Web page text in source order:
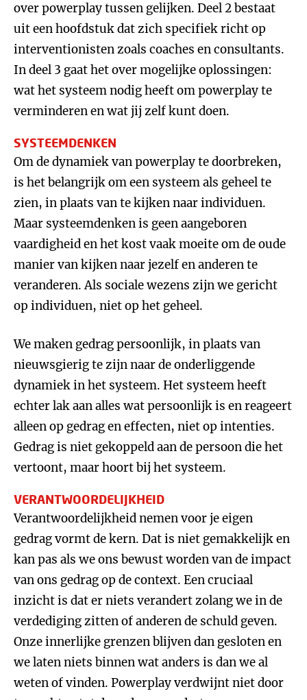
over powerplay tussen gelijken. Deel 2 bestaat
uit een hoofdstuk dat zich specifiek richt op
interventionisten zoals coaches en consultants.
In deel 3 gaat het over mogelijke oplossingen:
wat het systeem nodig heeft om powerplay te
verminderen en wat jij zelf kunt doen.
SYSTEEMDENKEN
Om de dynamiek van powerplay te doorbreken,
is het belangrijk om een systeem als geheel te
zien, in plaats van te kijken naar individuen.
Maar systeemdenken is geen aangeboren
vaardigheid en het kost vaak moeite om de oude
manier van kijken naar jezelf en anderen te
veranderen. Als sociale wezens zijn we gericht
op individuen, niet op het geheel.
We maken gedrag persoonlijk, in plaats van
nieuwsgierig te zijn naar de onderliggende
dynamiek in het systeem. Het systeem heeft
echter lak aan alles wat persoonlijk is en reageert
alleen op gedrag en effecten, niet op intenties.
Gedrag is niet gekoppeld aan de persoon die het
vertoont, maar hoort bij het systeem.
VERANTWOORDELIJKHEID
Verantwoordelijkheid nemen voor je eigen
gedrag vormt de kern. Dat is niet gemakkelijk en
kan pas als we ons bewust worden van de impact
van ons gedrag op de context. Een cruciaal
inzicht is dat er niets verandert zolang we in de
verdediging zitten of anderen de schuld geven.
Onze innerlijke grenzen blijven dan gesloten en
we laten niets binnen wat anders is dan we al
weten of vinden. Powerplay verdwijnt niet door